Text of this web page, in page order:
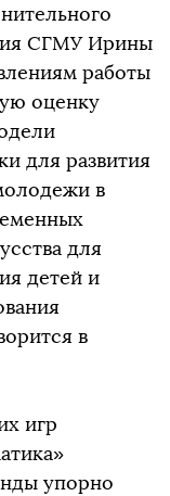
СГМУ Ирины
работы
оценку
для развития
в
для
детей и
в
игр
упорно